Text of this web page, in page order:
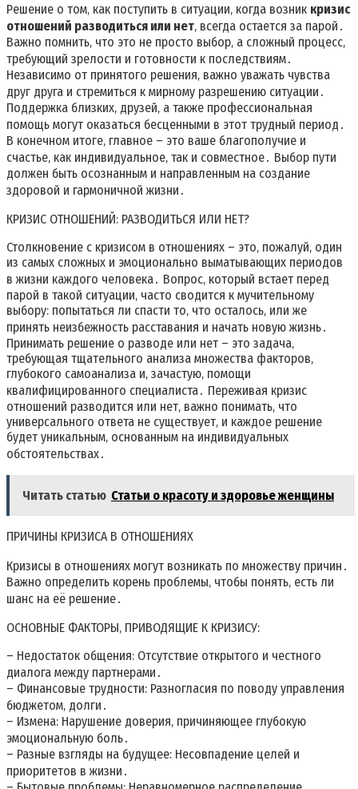
Решение о том‚ как поступить в ситуации‚ когда возник кризис
отношений разводиться или нет‚ всегда остается за парой․
Важно помнить‚ что это не просто выбор‚ а сложный процесс‚
требующий зрелости и готовности к последствиям․
Независимо от принятого решения‚ важно уважать чувства
друг друга и стремиться к мирному разрешению ситуации․
Поддержка близких‚ друзей‚ а также профессиональная
помощь могут оказаться бесценными в этот трудный период․
В конечном итоге‚ главное – это ваше благополучие и
счастье‚ как индивидуальное‚ так и совместное․ Выбор пути
должен быть осознанным и направленным на создание
здоровой и гармоничной жизни․
КРИЗИС ОТНОШЕНИЙ: РАЗВОДИТЬСЯ ИЛИ НЕТ?
Столкновение с кризисом в отношениях – это‚ пожалуй‚ один
из самых сложных и эмоционально выматывающих периодов
в жизни каждого человека․ Вопрос‚ который встает перед
парой в такой ситуации‚ часто сводится к мучительному
выбору: попытаться ли спасти то‚ что осталось‚ или же
принять неизбежность расставания и начать новую жизнь․
Принимать решение о разводе или нет – это задача‚
требующая тщательного анализа множества факторов‚
глубокого самоанализа и‚ зачастую‚ помощи
квалифицированного специалиста․ Переживая кризис
отношений разводится или нет‚ важно понимать‚ что
универсального ответа не существует‚ и каждое решение
будет уникальным‚ основанным на индивидуальных
обстоятельствах․
Читать статью Статьи о красоту и здоровье женщины
ПРИЧИНЫ КРИЗИСА В ОТНОШЕНИЯХ
Кризисы в отношениях могут возникать по множеству причин․
Важно определить корень проблемы‚ чтобы понять‚ есть ли
шанс на её решение․
ОСНОВНЫЕ ФАКТОРЫ‚ ПРИВОДЯЩИЕ К КРИЗИСУ:
– Недостаток общения: Отсутствие открытого и честного
диалога между партнерами․
– Финансовые трудности: Разногласия по поводу управления
бюджетом‚ долги․
– Измена: Нарушение доверия‚ причиняющее глубокую
эмоциональную боль․
– Разные взгляды на будущее: Несовпадение целей и
приоритетов в жизни․